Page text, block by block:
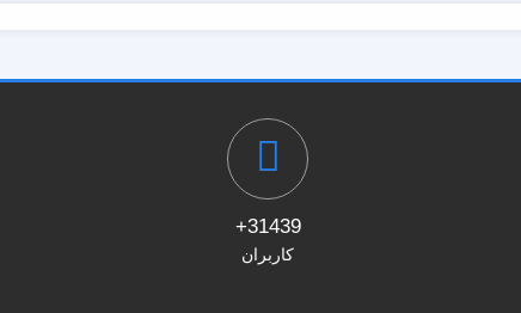
31439+
کاربران